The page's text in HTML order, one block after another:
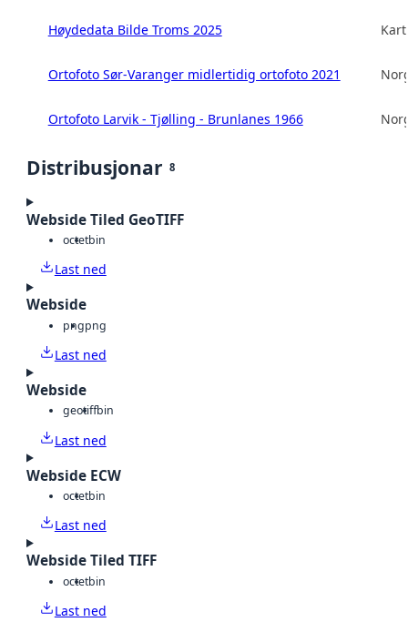
Høydedata Bilde Troms 2025
Ortofoto Sør-Varanger midlertidig ortofoto 2021
Ortofoto Larvik - Tjølling - Brunlanes 1966
Distribusjonar 8
Webside Tiled GeoTIFF
octetbin
Last ned
Webside
pngpng
Last ned
Webside
geotiffbin
Last ned
Webside ECW
octetbin
Last ned
Webside Tiled TIFF
octetbin
Last ned